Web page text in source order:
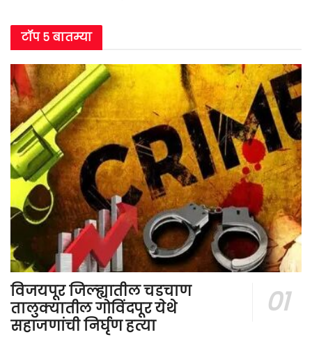
टॉप ५ बातम्या
विजयपूर जिल्ह्यातील चडचाण
तालुक्यातील गोविंदपूर येथे
सहाजणांची निर्घृण हत्या